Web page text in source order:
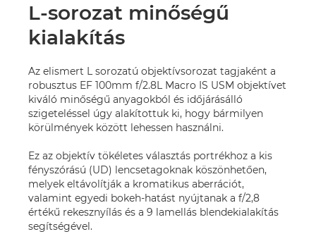
L-sorozat minőségű
kialakítás
Az elismert L sorozatú objektívsorozat tagjaként a
robusztus EF 100mm f/2.8L Macro IS USM objektívet
kiváló minőségű anyagokból és időjárásálló
szigeteléssel úgy alakítottuk ki, hogy bármilyen
körülmények között lehessen használni.
Ez az objektív tökéletes választás portrékhoz a kis
fényszórású (UD) lencsetagoknak köszönhetően,
melyek eltávolítják a kromatikus aberrációt,
valamint egyedi bokeh-hatást nyújtanak a f/2,8
értékű rekesznyílás és a 9 lamellás blendekialakítás
segítségével.